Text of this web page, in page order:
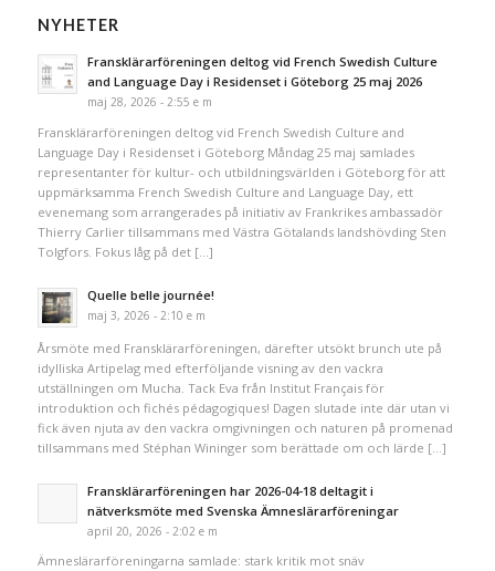
NYHETER
Fransklärarföreningen deltog vid French Swedish Culture
and Language Day i Residenset i Göteborg 25 maj 2026
maj 28, 2026 - 2:55 e m
Fransklärarföreningen deltog vid French Swedish Culture and
Language Day i Residenset i Göteborg Måndag 25 maj samlades
representanter för kultur- och utbildningsvärlden i Göteborg för att
uppmärksamma French Swedish Culture and Language Day, ett
evenemang som arrangerades på initiativ av Frankrikes ambassadör
Thierry Carlier tillsammans med Västra Götalands landshövding Sten
Tolgfors. Fokus låg på det […]
Quelle belle journée!
maj 3, 2026 - 2:10 e m
Årsmöte med Fransklärarföreningen, därefter utsökt brunch ute på
idylliska Artipelag med efterföljande visning av den vackra
utställningen om Mucha. Tack Eva från Institut Français för
introduktion och fichés pédagogiques! Dagen slutade inte där utan vi
fick även njuta av den vackra omgivningen och naturen på promenad
tillsammans med Stéphan Wininger som berättade om och lärde […]
Fransklärarföreningen har 2026-04-18 deltagit i
nätverksmöte med Svenska Ämneslärarföreningar
april 20, 2026 - 2:02 e m
Ämneslärarföreningarna samlade: stark kritik mot snäv